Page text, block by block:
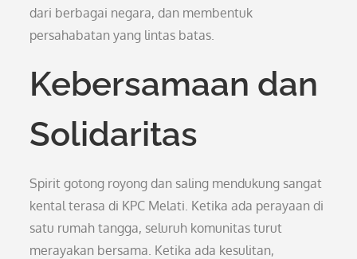
dari berbagai negara, dan membentuk
persahabatan yang lintas batas.
Kebersamaan dan
Solidaritas
Spirit gotong royong dan saling mendukung sangat
kental terasa di KPC Melati. Ketika ada perayaan di
satu rumah tangga, seluruh komunitas turut
merayakan bersama. Ketika ada kesulitan,